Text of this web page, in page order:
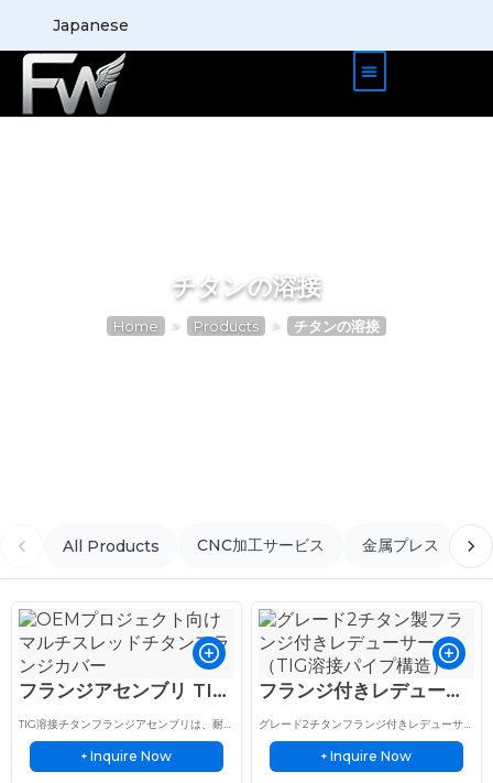
Japanese
チタンの溶接
Home > Products > チタンの溶接
All Products CNC加工サービス 金属プレス
フランジアセンブリ TIG
溶接 チタン製 カスタム
マルチスレッドノズルカ
バー
TIG溶接チタンフランジアセンブリは、耐食
性産業用途向けにカスタムマルチスレッド
ノズル加工と精密フランジカバー設計を特
徴としています。.
+ Inquire Now
フランジ付きレデューサ
ー チタン TIG溶接 CNC
フランジ 水処理用
グレード2チタンフランジ付きレデューサー
は、TIG溶接構造とCNC加工フランジを備
え、磁気水処理および工業用配管に適して
います。
+ Inquire Now